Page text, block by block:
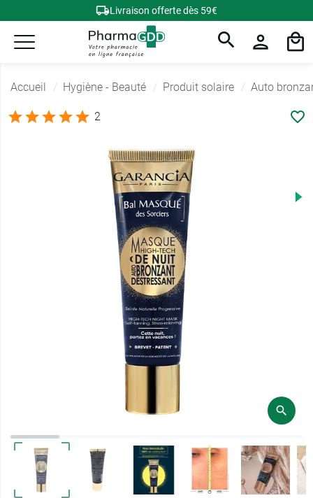
Livraison offerte dès 59€
Accueil Hygiène - Beauté Produit solaire Auto
2